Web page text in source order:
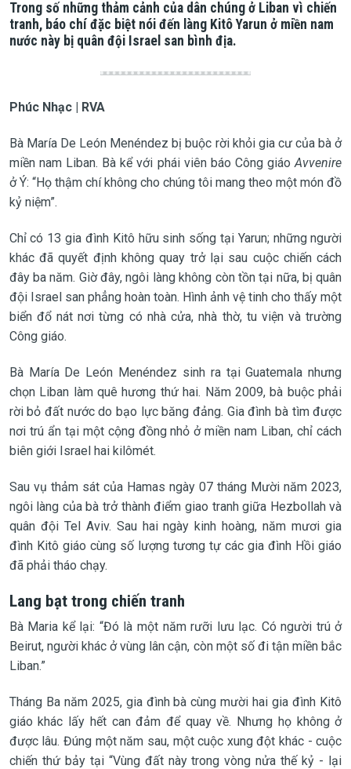
Trong số những thảm cảnh của dân chúng ở Liban vì chiến
tranh, báo chí đặc biệt nói đến làng Kitô Yarun ở miền nam
nước này bị quân đội Israel san bình địa.
Phúc Nhạc | RVA
Bà María De León Menéndez bị buộc rời khỏi gia cư của bà ở
miền nam Liban. Bà kể với phái viên báo Công giáoAvvenire
ở Ý: “Họ thậm chí không cho chúng tôi mang theo một món đồ
kỷ niệm”.
Chỉ có 13 gia đình Kitô hữu sinh sống tại Yarun; những người
khác đã quyết định không quay trở lại sau cuộc chiến cách
đây ba năm. Giờ đây, ngôi làng không còn tồn tại nữa, bị quân
đội Israel san phẳng hoàn toàn. Hình ảnh vệ tinh cho thấy một
biển đổ nát nơi từng có nhà cửa, nhà thờ, tu viện và trường
Công giáo.
Bà María De León Menéndez sinh ra tại Guatemala nhưng
chọn Liban làm quê hương thứ hai. Năm 2009, bà buộc phải
rời bỏ đất nước do bạo lực băng đảng. Gia đình bà tìm được
nơi trú ẩn tại một cộng đồng nhỏ ở miền nam Liban, chỉ cách
biên giới Israel hai kilômét.
Sau vụ thảm sát của Hamas ngày 07 tháng Mười năm 2023,
ngôi làng của bà trở thành điểm giao tranh giữa Hezbollah và
quân đội Tel Aviv. Sau hai ngày kinh hoàng, năm mươi gia
đình Kitô giáo cùng số lượng tương tự các gia đình Hồi giáo
đã phải tháo chạy.
Lang bạt trong chiến tranh
Bà Maria kể lại: “Đó là một năm rưỡi lưu lạc. Có người trú ở
Beirut, người khác ở vùng lân cận, còn một số đi tận miền bắc
Liban.”
Tháng Ba năm 2025, gia đình bà cùng mười hai gia đình Kitô
giáo khác lấy hết can đảm để quay về. Nhưng họ không ở
được lâu. Đúng một năm sau, một cuộc xung đột khác - cuộc
chiến thứ bảy tại “Vùng đất này trong vòng nửa thế kỷ - lại